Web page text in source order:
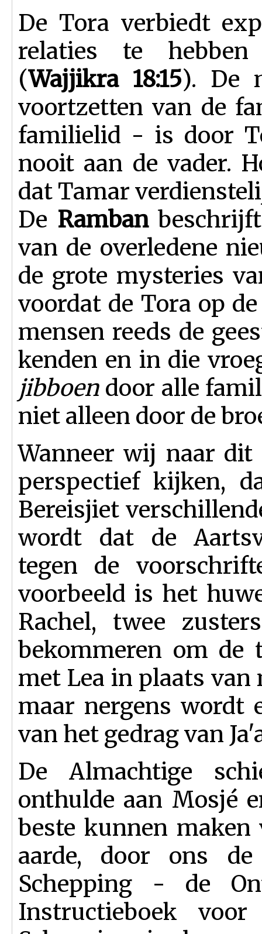
De Tora verbiedt
relaties te
(Wajjikra 18:15). De
voortzetten van de
familielid - is door
nooit aan de vader.
dat Tamar
De Ramban
van de overledene
de grote mysteries
voor­dat de Tora op
men­sen reeds de
ken­den en in die
jibboendoor alle
niet alleen door de
Wanneer wij naar
perspectief kijken,
Bereisjiet
wordt dat de
tegen de
voorbeeld is het
Rachel, twee
bekommeren om de
met Lea in plaats van
maar nergens wordt
van het gedrag van
De Almachtige
onthulde aan Mosjé
beste kunnen maken
aarde, door ons
Schepping - de
Instructieboek